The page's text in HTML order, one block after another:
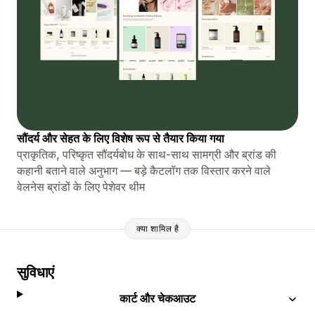
सौंदर्य और सेहत के लिए विशेष रूप से तैयार किया गया
प्राकृतिक, परिष्कृत सौंदर्यबोध के साथ-साथ सामग्री और ब्रांड की
कहानी बताने वाले अनुभाग — बड़े कैटलॉग तक विस्तार करने वाले
वेलनेस ब्रांडों के लिए पेशेवर थीम
क्या शामिल है
सुविधाएं
कार्ट और चेकआउट